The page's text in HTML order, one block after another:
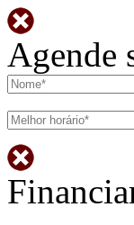
Agende